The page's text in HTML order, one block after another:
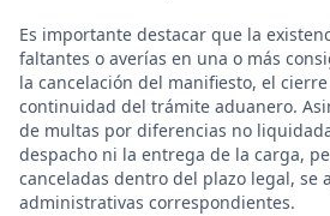
Es importante destacar que la
faltantes o averías en una o más
la cancelación del manifiesto, el
continuidad del trámite aduanero.
de multas por diferencias no
despacho ni la entrega de la carga,
canceladas dentro del plazo legal, se
administrativas correspondientes.